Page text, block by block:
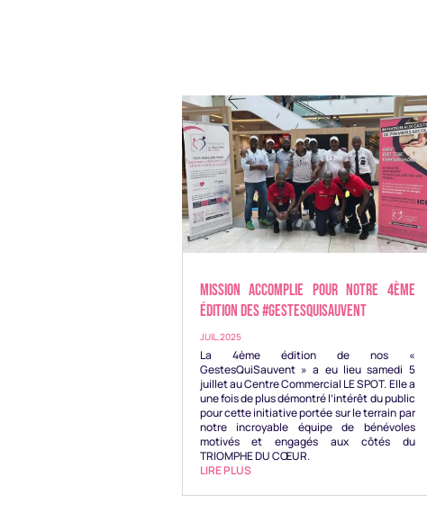
Mission accomplie pour notre 4ème
édition des #GestesQuiSauvent
JUIL,2025
La 4ème édition de nos «
GestesQuiSauvent » a eu lieu samedi 5
juillet au Centre Commercial LE SPOT. Elle a
une fois de plus démontré l’intérêt du public
pour cette initiative portée sur le terrain par
notre incroyable équipe de bénévoles
motivés et engagés aux côtés du
TRIOMPHE DU CŒUR.
LIRE PLUS